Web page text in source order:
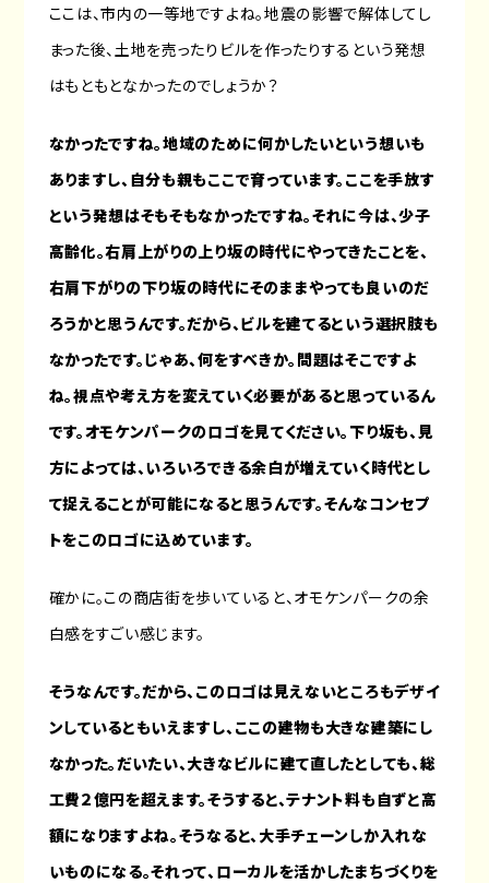
ここは、市内の一等地ですよね。地震の影響で解体してし
まった後、土地を売ったりビルを作ったりするという発想
はもともとなかったのでしょうか？
なかったですね。地域のために何かしたいという想いも
ありますし、自分も親もここで育っています。ここを手放す
という発想はそもそもなかったですね。それに今は、少子
高齢化。右肩上がりの上り坂の時代にやってきたことを、
右肩下がりの下り坂の時代にそのままやっても良いのだ
ろうかと思うんです。だから、ビルを建てるという選択肢も
なかったです。じゃあ、何をすべきか。問題はそこですよ
ね。視点や考え方を変えていく必要があると思っているん
です。オモケンパークのロゴを見てください。下り坂も、見
方によっては、いろいろできる余白が増えていく時代とし
て捉えることが可能になると思うんです。そんなコンセプ
トをこのロゴに込めています。
確かに。この商店街を歩いていると、オモケンパークの余
白感をすごい感じます。
そうなんです。だから、このロゴは見えないところもデザイ
ンしているともいえますし、ここの建物も大きな建築にし
なかった。だいたい、大きなビルに建て直したとしても、総
工費２億円を超えます。そうすると、テナント料も自ずと高
額になりますよね。そうなると、大手チェーンしか入れな
いものになる。それって、ローカルを活かしたまちづくりを